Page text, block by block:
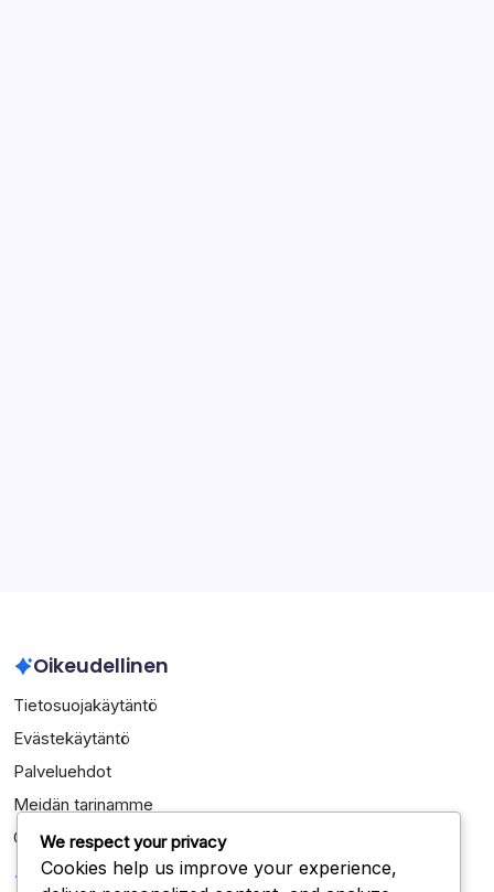
Oikeudellinen
Tietosuojakäytäntö
Evästekäytäntö
Palveluehdot
Meidän tarinamme
Ota yhteys
Kategoriat
We respect your privacy
Cookies help us improve your experience,